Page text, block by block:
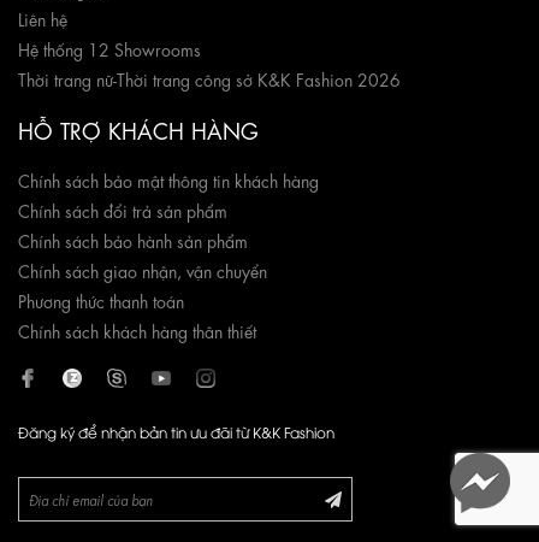
Liên hệ
Hệ thống 12 Showrooms
Thời trang nữ-Thời trang công sở K&K Fashion 2026
HỖ TRỢ KHÁCH HÀNG
Chính sách bảo mật thông tin khách hàng
Chính sách đổi trả sản phẩm
Chính sách bảo hành sản phẩm
Chính sách giao nhận, vận chuyển
Phương thức thanh toán
Chính sách khách hàng thân thiết
Đăng ký để nhận bản tin ưu đãi từ K&K Fashion